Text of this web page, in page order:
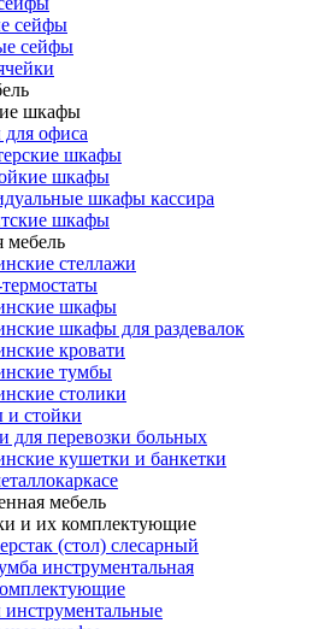
сейфы
сейфы
шкафы
офиса
шкафы
шкафы
шкафы кассира
шкафы
мебель
стеллажи
шкафы
шкафы для раздевалок
кровати
тумбы
столики
стойки
для перевозки больных
кушетки и банкетки
мебель
и их комплектующие
(стол) слесарный
инструментальная